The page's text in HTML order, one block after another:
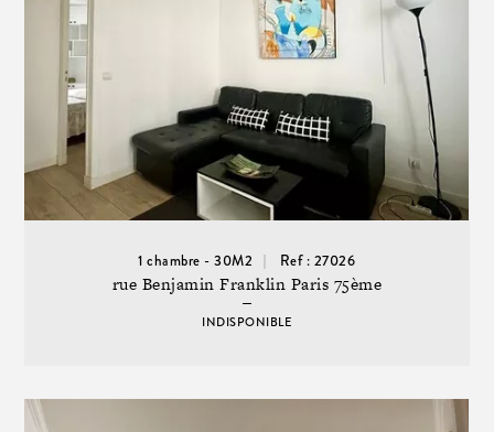
1 chambre - 30M2 Ref : 27026
rue Benjamin Franklin Paris 75ème
INDISPONIBLE